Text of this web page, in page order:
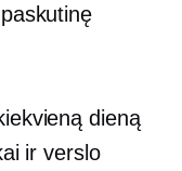
dieną
ir verslo